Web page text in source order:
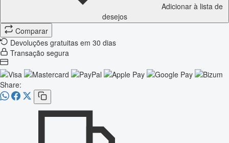
Adicionar à lista de
desejos
Comparar
Devoluções gratuitas em 30 dias
Transação segura
Share: